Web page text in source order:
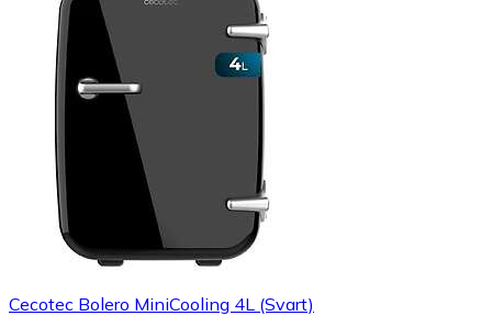
Cecotec Bolero MiniCooling 4L (Svart)